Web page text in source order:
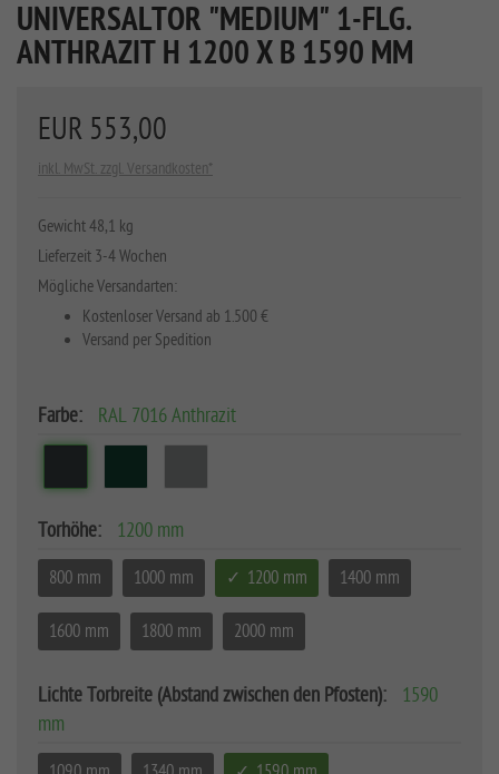
UNIVERSALTOR "MEDIUM" 1-FLG.
ANTHRAZIT H 1200 X B 1590 MM
EUR 553,00
inkl. MwSt. zzgl. Versandkosten*
Gewicht 48,1 kg
Lieferzeit 3-4 Wochen
Mögliche Versandarten:
Kostenloser Versand ab 1.500 €
Versand per Spedition
Farbe: RAL 7016 Anthrazit
Torhöhe: 1200 mm
800 mm 1000 mm 1200 mm 1400 mm
1600 mm 1800 mm 2000 mm
Lichte Torbreite (Abstand zwischen den Pfosten):
1590
mm